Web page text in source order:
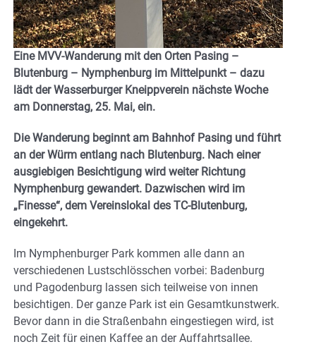
Eine MVV-Wanderung mit den Orten Pasing –
Blutenburg – Nymphenburg im Mittelpunkt – dazu
lädt der Wasserburger Kneippverein nächste Woche
am Donnerstag, 25. Mai, ein.
Die Wanderung beginnt am Bahnhof Pasing und führt
an der Würm entlang nach Blutenburg. Nach einer
ausgiebigen Besichtigung wird weiter Richtung
Nymphenburg gewandert. Dazwischen wird im
„Finesse“, dem Vereinslokal des TC-Blutenburg,
eingekehrt.
Im Nymphenburger Park kommen alle dann an
verschiedenen Lustschlösschen vorbei: Badenburg
und Pagodenburg lassen sich teilweise von innen
besichtigen. Der ganze Park ist ein Gesamtkunstwerk.
Bevor dann in die Straßenbahn eingestiegen wird, ist
noch Zeit für einen Kaffee an der Auffahrtsallee.